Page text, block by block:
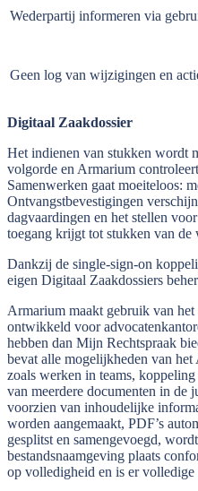
Wederpartij informeren via
Geen log van wijzigingen en
Digitaal Zaakdossier
Het indienen van stukken wordt
volgorde en Armarium
Samenwerken gaat moeiteloos:
Ontvangstbevestigingen
dagvaardingen en het stellen
toegang krijgt tot stukken van de
Dankzij de single-sign-on
eigen Digitaal Zaakdossiers
Armarium maakt gebruik van het
ontwikkeld voor
hebben dan Mijn Rechtspraak
bevat alle mogelijkheden van
zoals werken in teams,
van meerdere documenten in
voorzien van inhoudelijke
worden aangemaakt, PDF’s
gesplitst en samengevoegd,
bestandsnaamgeving plaats
op volledigheid en is er